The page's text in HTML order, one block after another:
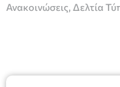
Ανακοινώσεις Δελτία